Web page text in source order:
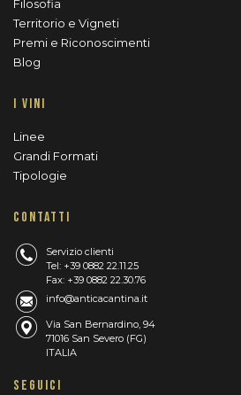
Filosofia
Territorio e Vigneti
Premi e Riconoscimenti
Blog
I VINI
Linee
Grandi Formati
Tipologie
CONTATTI
Servizio clienti
Tel: +39 0882 22.11.25
Fax: +39 0882 22.30.76
info@anticacantina.it
Via San Bernardino, 94
71016 San Severo (FG)
ITALIA
SEGUICI